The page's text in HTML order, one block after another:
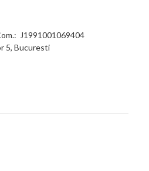
J1991001069404
5, Bucuresti